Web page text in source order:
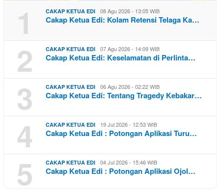
1 CAKAP KETUA EDI 08 Agu 2026 - 13:05 WIB
Cakap Ketua Edi: Kolam Retensi Telaga Ka…
2 CAKAP KETUA EDI 07 Agu 2026 - 14:09 WIB
Cakap Ketua Edi: Keselamatan di Perlinta…
3 CAKAP KETUA EDI 06 Agu 2026 - 02:22 WIB
Cakap Ketua Edi: Tentang Tragedy Kebakar…
4 CAKAP KETUA EDI 19 Jul 2026 - 12:53 WIB
Cakap Ketua Edi : Potongan Aplikasi Turu…
5 CAKAP KETUA EDI 04 Jul 2026 - 15:46 WIB
Cakap Ketua Edi : Potongan Aplikasi Ojol…